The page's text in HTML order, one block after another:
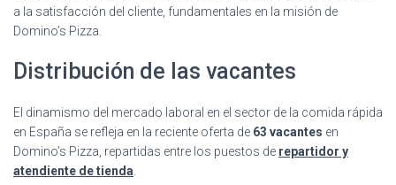
a la satisfacción del cliente, fundamentales en la misión de
Domino’s Pizza.
Distribución de las vacantes
El dinamismo del mercado laboral en el sector de la comida rápida
en España se refleja en la reciente oferta de 63 vacantes en
Domino’s Pizza, repartidas entre los puestos de repartidor y
atendiente de tienda